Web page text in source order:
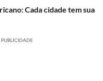
Cada cidade tem sua